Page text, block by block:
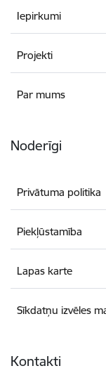
Iepirkumi
Projekti
Par mums
Noderīgi
Privātuma politika
Piekļūstamība
Lapas karte
Sīkdatņu izvēles
Kontakti